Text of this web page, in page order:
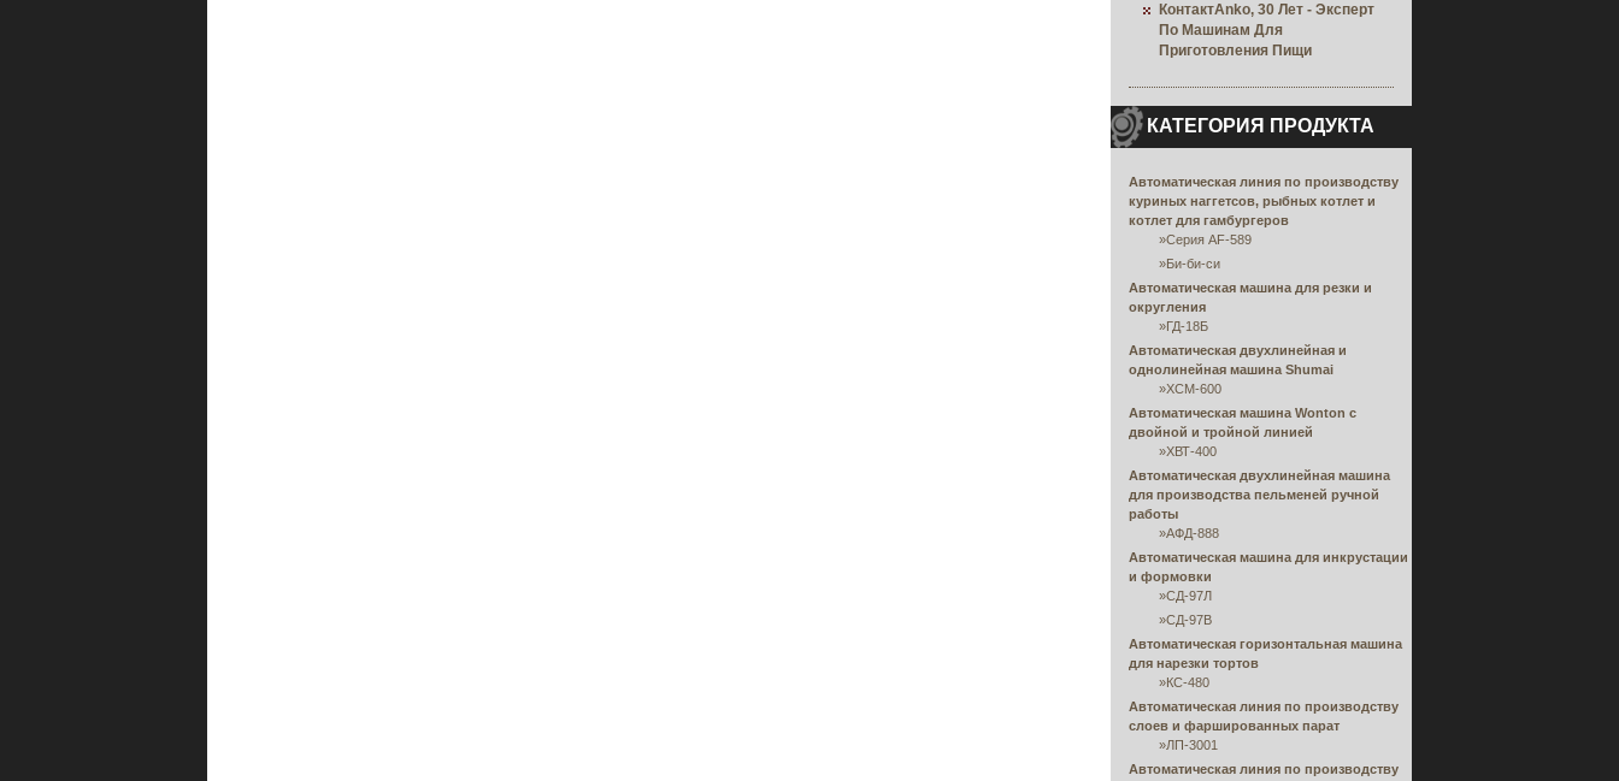
КонтактAnko, 30 Лет - Эксперт
По Машинам Для
Приготовления Пищи
КАТЕГОРИЯ ПРОДУКТА
Автоматическая линия по производству
куриных наггетсов, рыбных котлет и
котлет для гамбургеров
»Серия AF-589
»Би-би-си
Автоматическая машина для резки и
округления
»ГД-18Б
Автоматическая двухлинейная и
однолинейная машина Shumai
»ХСМ-600
Автоматическая машина Wonton с
двойной и тройной линией
»ХВТ-400
Автоматическая двухлинейная машина
для производства пельменей ручной
работы
»АФД-888
Автоматическая машина для инкрустации
и формовки
»СД-97Л
»СД-97В
Автоматическая горизонтальная машина
для нарезки тортов
»КС-480
Автоматическая линия по производству
слоев и фаршированных парат
»ЛП-3001
Автоматическая линия по производству